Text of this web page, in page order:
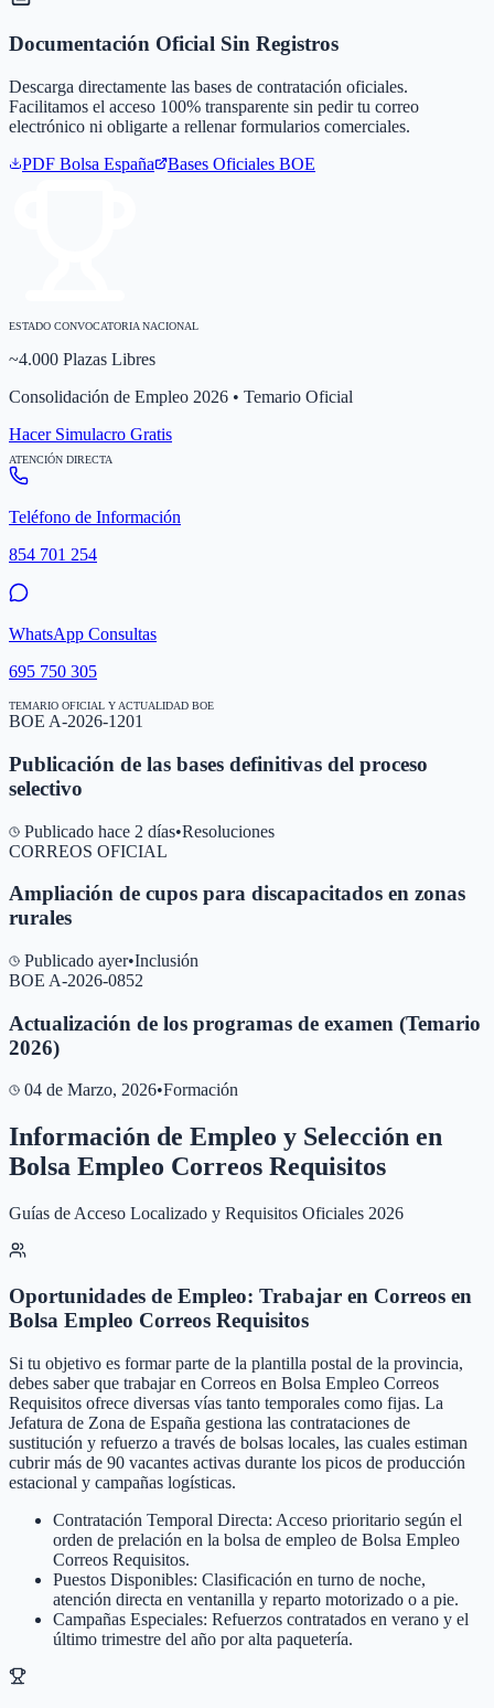
Documentación Oficial Sin Registros
Descarga directamente las bases de contratación oficiales.
Facilitamos el acceso 100% transparente sin pedir tu correo
electrónico ni obligarte a rellenar formularios comerciales.
PDF Bolsa España Bases Oficiales BOE
ESTADO CONVOCATORIA NACIONAL
~4.000 Plazas Libres
Consolidación de Empleo 2026 • Temario Oficial
Hacer Simulacro Gratis
ATENCIÓN DIRECTA
Teléfono de Información
854 701 254
WhatsApp Consultas
695 750 305
TEMARIO OFICIAL Y ACTUALIDAD BOE
BOE A-2026-1201
Publicación de las bases definitivas del proceso
selectivo
Publicado hace 2 días•Resoluciones
CORREOS OFICIAL
Ampliación de cupos para discapacitados en zonas
rurales
Publicado ayer•Inclusión
BOE A-2026-0852
Actualización de los programas de examen (Temario
2026)
04 de Marzo, 2026•Formación
Información de Empleo y Selección en
Bolsa Empleo Correos Requisitos
Guías de Acceso Localizado y Requisitos Oficiales 2026
Oportunidades de Empleo: Trabajar en Correos en
Bolsa Empleo Correos Requisitos
Si tu objetivo es formar parte de la plantilla postal de la provincia,
debes saber que trabajar en Correos en Bolsa Empleo Correos
Requisitos ofrece diversas vías tanto temporales como fijas. La
Jefatura de Zona de España gestiona las contrataciones de
sustitución y refuerzo a través de bolsas locales, las cuales estiman
cubrir más de 90 vacantes activas durante los picos de producción
estacional y campañas logísticas.
Contratación Temporal Directa: Acceso prioritario según el
orden de prelación en la bolsa de empleo de Bolsa Empleo
Correos Requisitos.
Puestos Disponibles: Clasificación en turno de noche,
atención directa en ventanilla y reparto motorizado o a pie.
Campañas Especiales: Refuerzos contratados en verano y el
último trimestre del año por alta paquetería.